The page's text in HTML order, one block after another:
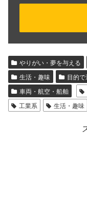
やりがい・夢を与える
生活・趣味
目的
車両・航空・船舶
工業系
生活・趣味